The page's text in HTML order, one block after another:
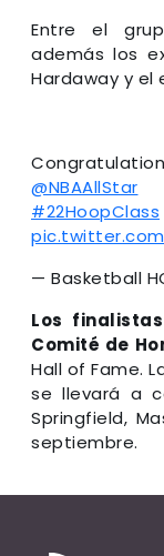
Entre el
además los
Hardaway y el
@NBAAllStar
#22HoopClass
— Basketball
Los
Comité de
Hall of Fame.
se llevará a
Springfield,
septiembre.